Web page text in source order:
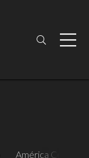
América Central